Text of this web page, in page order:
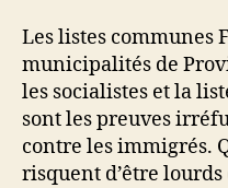
Les listes communes
municipalités de
les socialistes et la
sont les preuves
contre les immigrés.
risquent d’être lourds